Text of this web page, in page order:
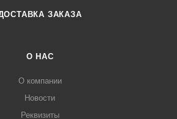
ЗАКАЗА
О НАС
О компании
Новости
Реквизиты